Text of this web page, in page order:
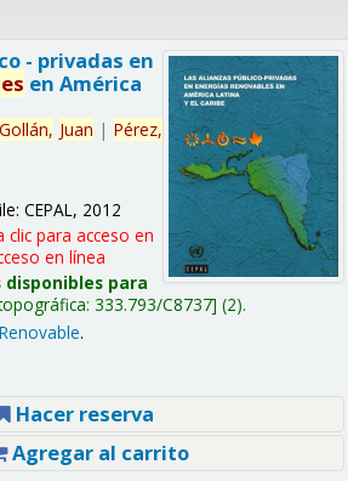
- privadas en
en América
Gollán, Juan | Pérez,
CEPAL, 2012
clic para acceso en
en línea
disponibles para
333.793/C8737 (2).
.
Hacer reserva
Agregar al carrito